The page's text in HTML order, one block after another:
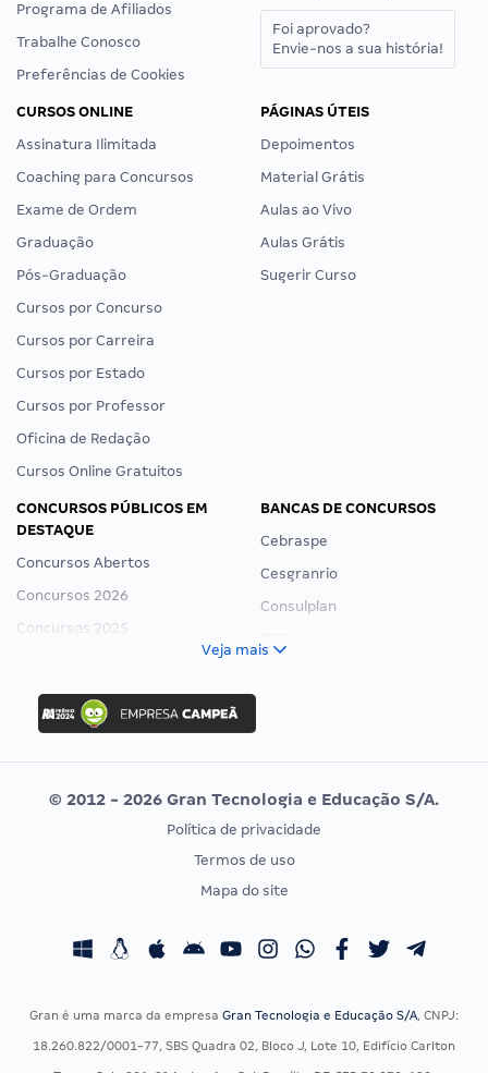
Programa de Afiliados
Trabalhe Conosco
Preferências de Cookies
Foi aprovado?
Envie-nos a sua história!
CURSOS ONLINE
Assinatura Ilimitada
Coaching para Concursos
Exame de Ordem
Graduação
Pós-Graduação
Cursos por Concurso
Cursos por Carreira
Cursos por Estado
Cursos por Professor
Oficina de Redação
Cursos Online Gratuitos
PÁGINAS ÚTEIS
Depoimentos
Material Grátis
Aulas ao Vivo
Aulas Grátis
Sugerir Curso
CONCURSOS PÚBLICOS EM
DESTAQUE
Concursos Abertos
Concursos 2026
Concursos 2025
Concurso Ibama
Concurso MPU
Editais publicados
BANCAS DE CONCURSOS
Cebraspe
Cesgranrio
Consulplan
Vunesp
CONCURSOS POR PROFISSÃO
Concursos Fiscais
Concursos Saúde
EXAME DE ORDEM
Calendário OAB
Veja mais
© 2012 - 2026 Gran Tecnologia e Educação S/A.
Política de privacidade
Termos de uso
Mapa do site
Gran é uma marca da empresa Gran Tecnologia e Educação S/A, CNPJ:
18.260.822/0001-77, SBS Quadra 02, Bloco J, Lote 10, Edifício Carlton